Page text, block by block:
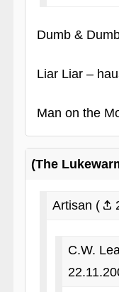
Dumb &
Liar Liar –
Man on the
(The
Artisan (
C.W.